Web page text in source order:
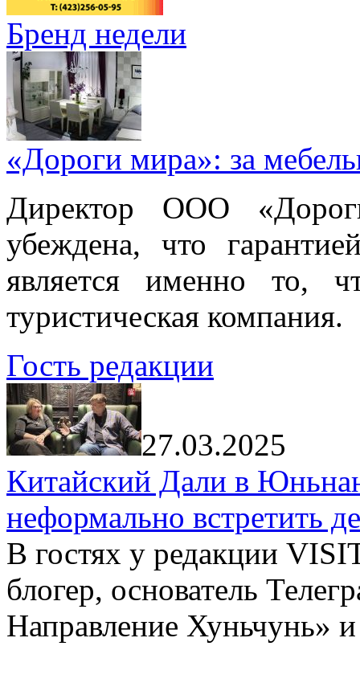
Бренд недели
«Дороги мира»: за
Директор ООО
убеждена, что
является именно то,
туристическая компания.
Гость редакции
27.03.2025
Китайский Дали в
неформально встретить
В гостях у редакции
блогер, основатель
Направление Хуньчунь»